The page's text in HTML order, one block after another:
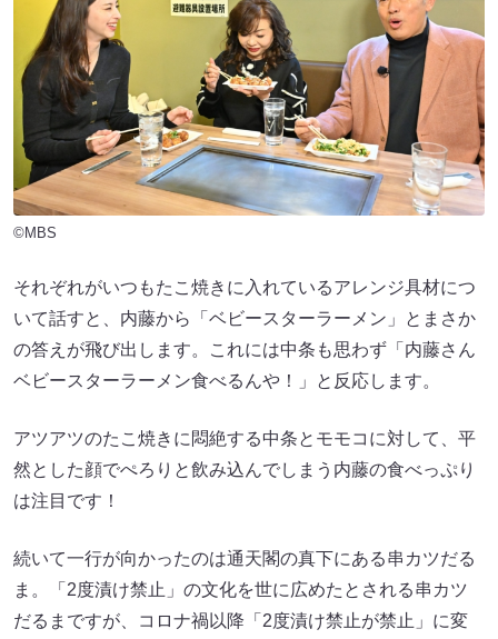
©MBS
それぞれがいつもたこ焼きに入れているアレンジ具材につ
いて話すと、内藤から「ベビースターラーメン」とまさか
の答えが飛び出します。これには中条も思わず「内藤さん
ベビースターラーメン食べるんや！」と反応します。
アツアツのたこ焼きに悶絶する中条とモモコに対して、平
然とした顔でぺろりと飲み込んでしまう内藤の食べっぷり
は注目です！
続いて一行が向かったのは通天閣の真下にある串カツだる
ま。「2度漬け禁止」の文化を世に広めたとされる串カツ
だるまですが、コロナ禍以降「2度漬け禁止が禁止」に変